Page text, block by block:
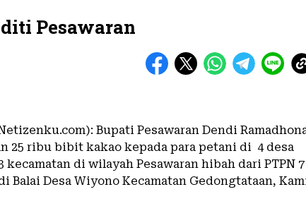
Pesawaran
Bupati Pesawaran Dendi
25 ribu bibit kakao kepada para petani di 4 desa
kecamatan di wilayah Pesawaran hibah dari PTPN 7
Balai Desa Wiyono Kecamatan Gedongtataan,